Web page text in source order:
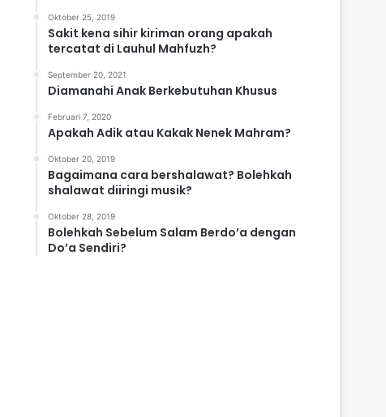
Oktober 25, 2019
Sakit kena sihir kiriman orang apakah
tercatat di Lauhul Mahfuzh?
September 20, 2021
Diamanahi Anak Berkebutuhan Khusus
Februari 7, 2020
Apakah Adik atau Kakak Nenek Mahram?
Oktober 20, 2019
Bagaimana cara bershalawat? Bolehkah
shalawat diiringi musik?
Oktober 28, 2019
Bolehkah Sebelum Salam Berdo’a dengan
Do’a Sendiri?